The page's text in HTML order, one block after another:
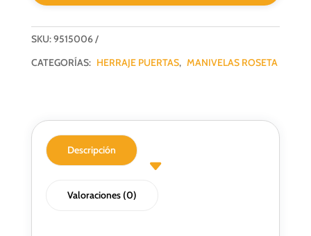
CS
cantidad
SKU:9515006
CATEGORÍAS: HERRAJE PUERTAS, MANIVELAS ROSETA
Descripción
Valoraciones (0)